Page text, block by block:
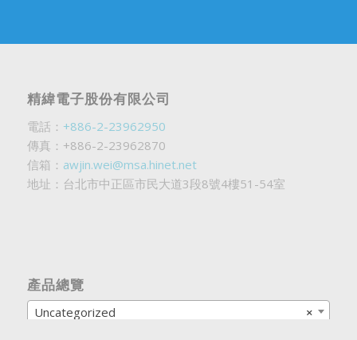
精緯電子股份有限公司
電話： +886-2-23962950
傳真：+886-2-23962870
信箱： awjin.wei@msa.hinet.net
地址：台北市中正區市民大道3段8號4樓51-54室
產品總覽
×
Uncategorized